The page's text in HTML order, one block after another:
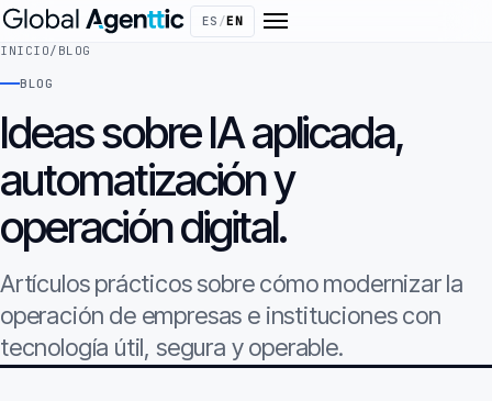
ES /EN
INICIO/ BLOG
BLOG
Ideas sobre IA aplicada,
automatización y
operación digital.
Artículos prácticos sobre cómo modernizar la
operación de empresas e instituciones con
tecnología útil, segura y operable.